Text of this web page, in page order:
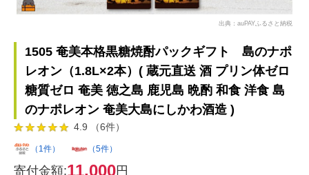
出典：auPAYふるさと納税
1505 奄美本格黒糖焼酎パックギフト 島のナポ
レオン（1.8L×2本）( 蔵元直送 酒 プリン体ゼロ
糖質ゼロ 奄美 徳之島 鹿児島 晩酌 和食 洋食 島
のナポレオン 奄美大島にしかわ酒造 )
4.9 （6件）
（1件） （5件）
寄付金額:11,000円